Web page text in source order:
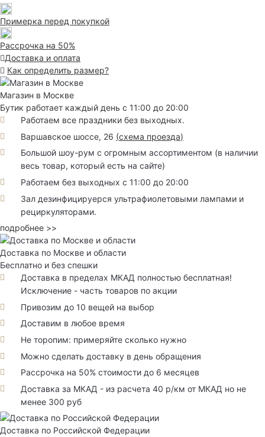
Примерка перед покупкой
Рассрочка на 50%
Доставка и оплата
Как определить размер?
Магазин в Москве
Бутик работает каждый день с 11:00 до 20:00
Работаем все праздники без выходных.
Варшавское шоссе, 26 (схема проезда)
Большой шоу-рум с огромным ассортиментом (в наличии
весь товар, который есть на сайте)
Работаем без выходных с 11:00 до 20:00
Зал дезинфицируерся ультрафиолетовыми лампами и
рециркуляторами.
подробнее >>
Доставка по Москве и области
Бесплатно и без спешки
Доставка в пределах МКАД полностью бесплатная!
Исключение - часть товаров по акции
Привозим до 10 вещей на выбор
Доставим в любое время
Не торопим: примеряйте сколько нужно
Можно сделать доставку в день обращения
Рассрочка на 50% стоимости до 6 месяцев
Доставка за МКАД - из расчета 40 р/км от МКАД но не
менее 300 руб
Доставка по Российской Федерации